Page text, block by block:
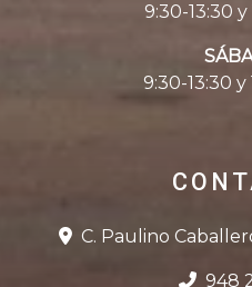
9:30-13:30
9:30-13:30
C. Paulino
948